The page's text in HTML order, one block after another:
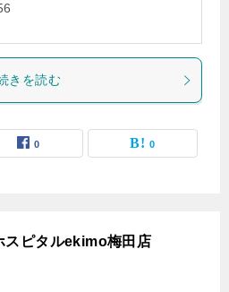
きを読む
0 0
スピタルekimo梅田店